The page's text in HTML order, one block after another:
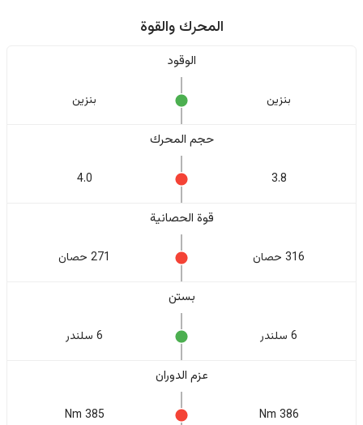
المحرك والقوة
الوقود
بنزين بنزين
حجم المحرك
3.8
4.0
قوة الحصانية
316 حصان 271 حصان
بستن
6 سلندر 6 سلندر
عزم الدوران
386 Nm
385 Nm